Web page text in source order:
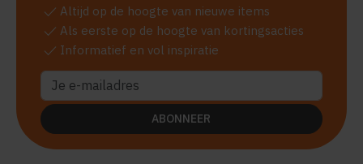
check Altijd op de hoogte van nieuwe items
check Als eerste op de hoogte van kortingsacties
check Informatief en vol inspiratie
ABONNEER